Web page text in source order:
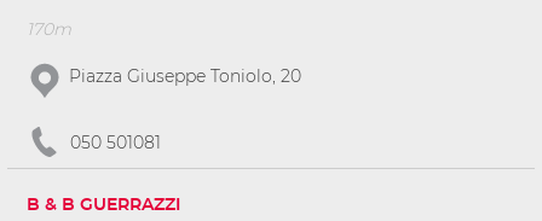
170m
Piazza Giuseppe Toniolo, 20
050 501081
B & B GUERRAZZI